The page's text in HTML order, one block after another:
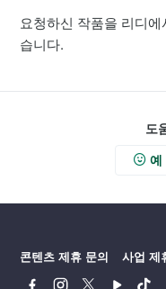
요청하신 작품을 리디
습니다.
도
예
콘텐츠 제휴 문의 사업 제
페
인